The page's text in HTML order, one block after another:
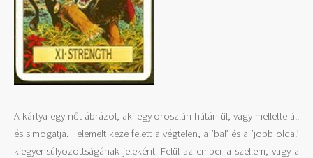
A kártya egy nőt ábrázol, aki egy oroszlán hátán ül, vagy mellette áll
és simogatja. Felemelt keze felett a végtelen, a ’bal’ és a ’jobb oldal’
kiegyensúlyozottságának jeleként. Felül az ember a szellem, vagy a